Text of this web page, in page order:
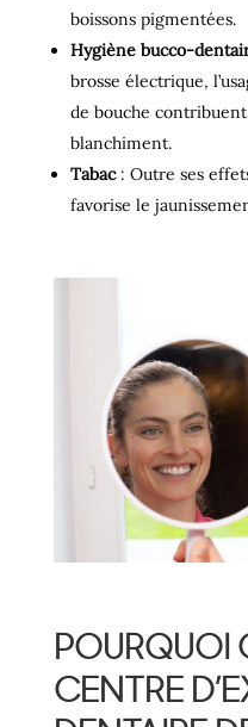
boissons pigmentées.
Hygiène bucco-
brosse électrique,
de bouche
blanchiment.
Tabac: Outre ses
favorise le
POURQUOI
CENTRE